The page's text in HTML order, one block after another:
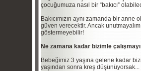
çocuğumuza nasıl bir “bakıcı”
Bakıcımızın aynı zamanda bir
güven verecektir. Ancak
göstermeyebilir!
Ne zamana kadar bizimle
Bebeğimiz 3 yaşına gelene kadar
yaşından sonra kreş düşünüyorsak...